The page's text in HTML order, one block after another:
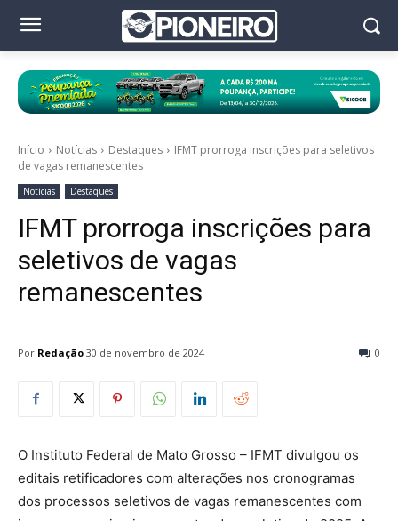
Início Notícias Destaques
IFMT prorroga inscrições para seletivos
de vagas remanescentes
Notícias Destaques
IFMT prorroga inscrições para
seletivos de vagas
remanescentes
Por Redação 0
30 de novembro de 2024
O Instituto Federal de Mato Grosso – IFMT divulgou os
editais retificadores com alterações nos cronogramas
dos processos seletivos de vagas remanescentes com